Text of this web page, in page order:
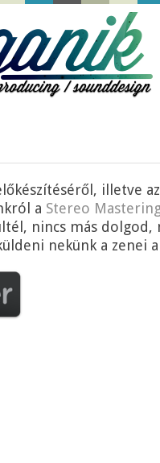
illetve
a Stereo
nincs más
nekünk a zenei